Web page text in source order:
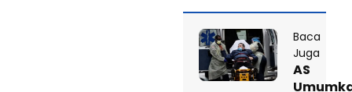
Baca
Juga
AS